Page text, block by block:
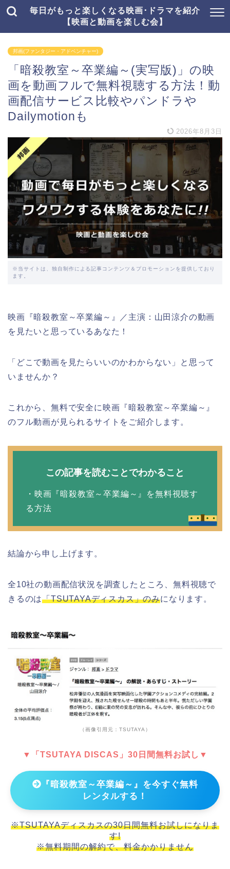
毎日がもっと楽しくなる映画･ドラマを紹介
【映画と動画を楽しむ会】
邦画(ファンタジー・アドベンチャー)
「暗殺教室～卒業編～(実写版)」の映
画を動画フルで無料視聴する方法！動
画配信サービス比較やパンドラや
Dailymotionも
2026年8月3日
※当サイトは、独自制作による記事コンテンツ＆プロモーションを提供しており
ます。
映画『暗殺教室～卒業編～』／主演：山田涼介の動画
を見たいと思っているあなた！
「どこで動画を見たらいいのかわからない」と思って
いませんか？
これから、無料で安全に映画『暗殺教室～卒業編～』
のフル動画が見られるサイトをご紹介します。
この記事を読むことでわかること
・映画『暗殺教室～卒業編～』を無料視聴す
る方法
結論から申し上げます。
全10社の動画配信状況を調査したところ、無料視聴で
きるのは「TSUTAYAディスカス」のみになります。
（画像引用元：TSUTAYA）
▼「TSUTAYA DISCAS」30日間無料お試し▼
『暗殺教室～卒業編～』を今すぐ無料
レンタルする！
※TSUTAYAディスカスの30日間無料お試しになりま
す!
※無料期間の解約で、料金かかりません